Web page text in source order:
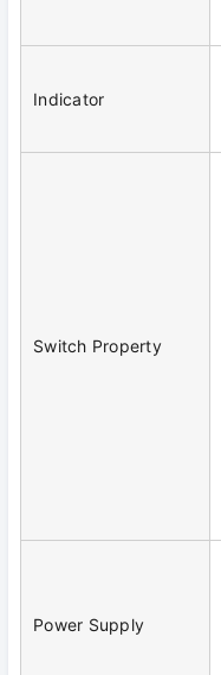
Indicator
Switch Property
Power Supply